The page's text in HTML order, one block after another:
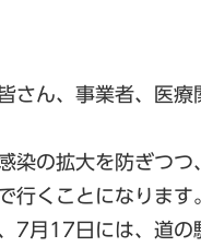
ん、事業者、医療
染の拡大を防ぎつ
行くことになります
7月17日には、道